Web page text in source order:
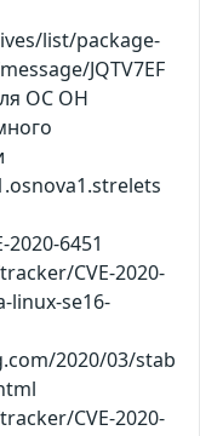
list/package-
JQTV7EF
ОС ОН
6451
CVE-2020-
linux-se16-
2020/03/stab
CVE-2020-